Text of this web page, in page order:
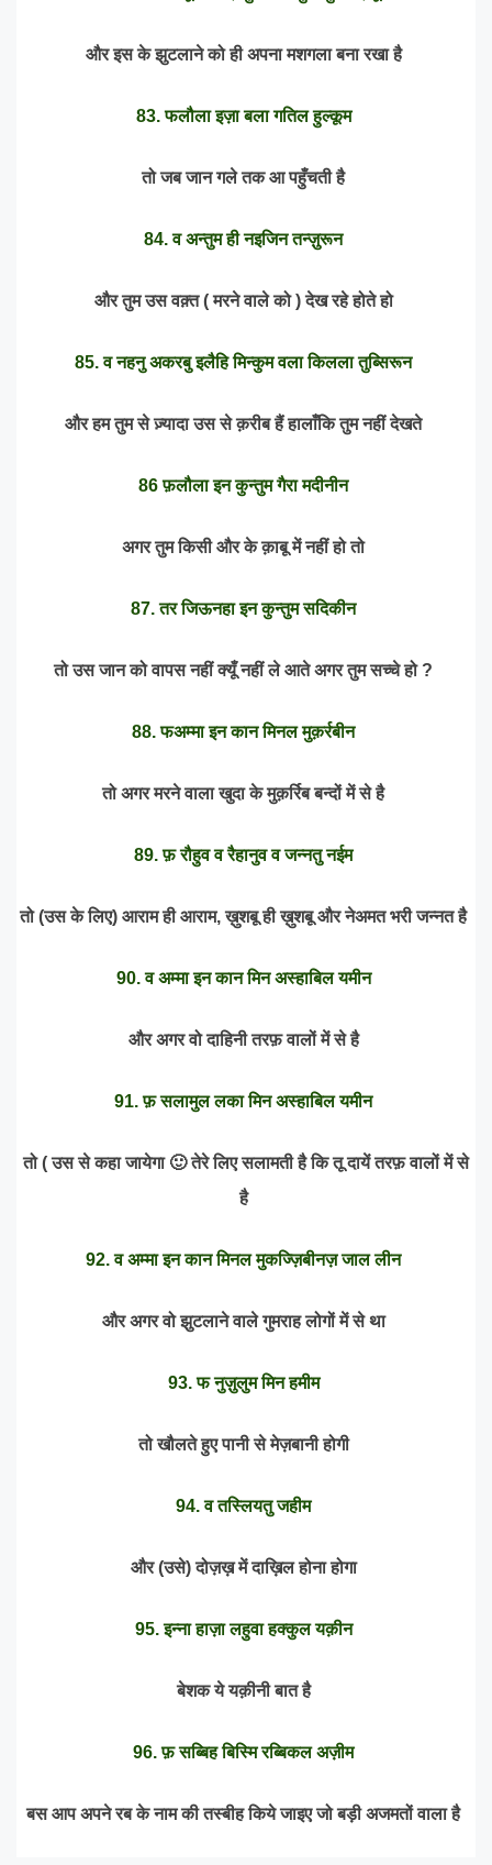
और इस के झुटलाने को ही अपना मशगला बना रखा है
83. फलौला इज़ा बला गतिल हुल्कूम
तो जब जान गले तक आ पहुँचती है
84. व अन्तुम ही नइजिन तन्ज़ुरून
और तुम उस वक़्त ( मरने वाले को ) देख रहे होते हो
85. व नहनु अकरबु इलैहि मिन्कुम वला किलला तुब्सिरून
और हम तुम से ज़्यादा उस से क़रीब हैं हालाँकि तुम नहीं देखते
86 फ़लौला इन कुन्तुम गैरा मदीनीन
अगर तुम किसी और के क़ाबू में नहीं हो तो
87. तर जिऊनहा इन कुन्तुम सदिकीन
तो उस जान को वापस नहीं क्यूँ नहीं ले आते अगर तुम सच्चे हो ?
88. फअम्मा इन कान मिनल मुक़र्रबीन
तो अगर मरने वाला खुदा के मुक़र्रिब बन्दों में से है
89. फ़ रौहुव व रैहानुव व जन्नतु नईम
तो (उस के लिए) आराम ही आराम, ख़ुशबू ही ख़ुशबू और नेअमत भरी जन्नत है
90. व अम्मा इन कान मिन अस्हाबिल यमीन
और अगर वो दाहिनी तरफ़ वालों में से है
91. फ़ सलामुल लका मिन अस्हाबिल यमीन
तो ( उस से कहा जायेगा 🙂 तेरे लिए सलामती है कि तू दायें तरफ़ वालों में से
है
92. व अम्मा इन कान मिनल मुकज्ज़िबीनज़ जाल लीन
और अगर वो झुटलाने वाले गुमराह लोगों में से था
93. फ नुज़ुलुम मिन हमीम
तो खौलते हुए पानी से मेज़बानी होगी
94. व तस्लियतु जहीम
और (उसे) दोज़ख़ में दाख़िल होना होगा
95. इन्ना हाज़ा लहुवा हक्कुल यक़ीन
बेशक ये यक़ीनी बात है
96. फ़ सब्बिह बिस्मि रब्बिकल अज़ीम
बस आप अपने रब के नाम की तस्बीह किये जाइए जो बड़ी अजमतों वाला है